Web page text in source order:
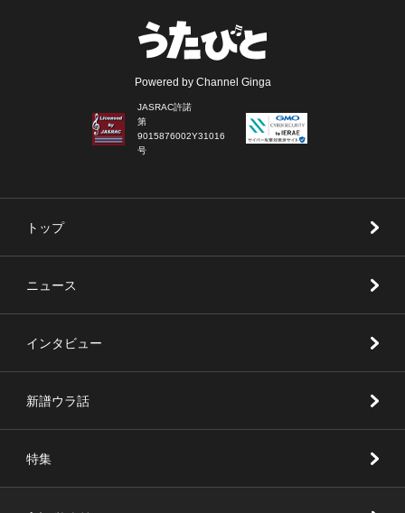
Powered by Channel Ginga
JASRAC許諾
第
9015876002Y31016
号
トップ
ニュース
インタビュー
新譜ウラ話
特集